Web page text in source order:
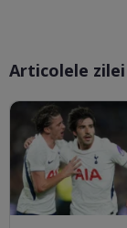
Articolele